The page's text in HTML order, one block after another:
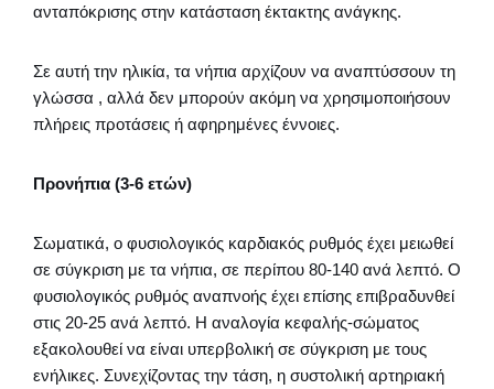
ανταπόκρισης στην κατάσταση έκτακτης ανάγκης.
Σε αυτή την ηλικία, τα νήπια αρχίζουν να αναπτύσσουν τη
γλώσσα , αλλά δεν μπορούν ακόμη να χρησιμοποιήσουν
πλήρεις προτάσεις ή αφηρημένες έννοιες.
Προνήπια (3-6 ετών)
Σωματικά, ο φυσιολογικός καρδιακός ρυθμός έχει μειωθεί
σε σύγκριση με τα νήπια, σε περίπου 80-140 ανά λεπτό. Ο
φυσιολογικός ρυθμός αναπνοής έχει επίσης επιβραδυνθεί
στις 20-25 ανά λεπτό. Η αναλογία κεφαλής-σώματος
εξακολουθεί να είναι υπερβολική σε σύγκριση με τους
ενήλικες. Συνεχίζοντας την τάση, η συστολική αρτηριακή